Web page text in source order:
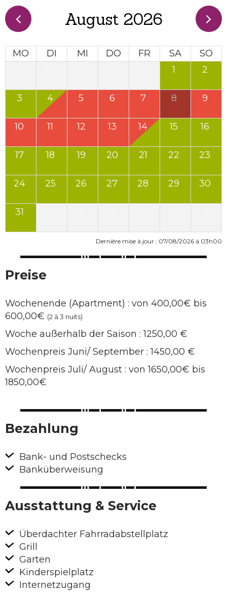
August 2026
MO DI MI DO FR SA
SO
1 2
3 4 5 6 7 8 9
10 11 12 13 14 15 16
17 18 19 20 21 22 23
24 25 26 27 28 29 30
31
Dernière mise à jour : 07/08/2026 à 03h00
Preise
Wochenende (Apartment) : von 400,00€ bis
600,00€ (2 à 3 nuits)
Woche außerhalb der Saison : 1250,00 €
Wochenpreis Juni/ September : 1450,00 €
Wochenpreis Juli/ August : von 1650,00€ bis
1850,00€
Bezahlung
Bank- und Postschecks
Banküberweisung
Ausstattung & Service
Überdachter Fahrradabstellplatz
Grill
Garten
Kinderspielplatz
Internetzugang